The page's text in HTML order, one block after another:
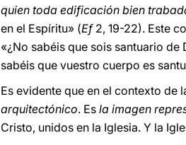
quien toda edificación bien
en el Espíritu» (Ef2, 19-22). Este
«¿No sabéis que sois santuario
sabéis que vuestro cuerpo es
Es evidente que en el contexto de
arquitectónico. Es la imagen
Cristo, unidos en la Iglesia. Y la